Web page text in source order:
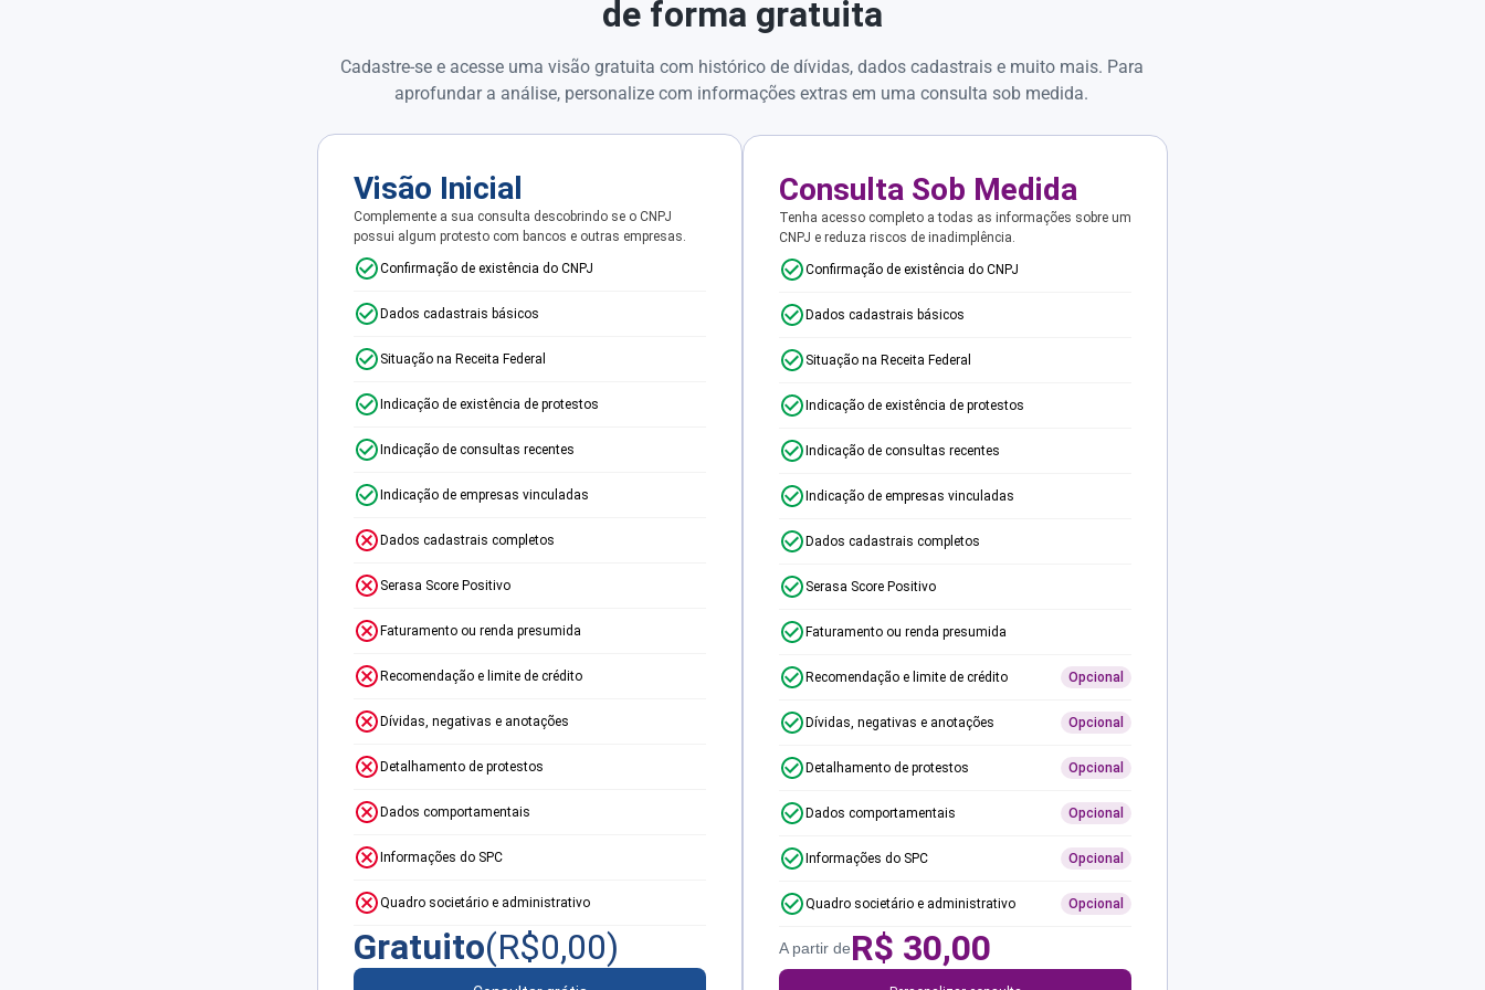
de forma gratuita
Cadastre-se e acesse uma visão gratuita com histórico de dívidas, dados cadastrais e muito mais. Para
aprofundar a análise, personalize com informações extras em uma consulta sob medida.
Visão Inicial
Complemente a sua consulta descobrindo se o CNPJ
possui algum protesto com bancos e outras empresas.
Confirmação de existência do CNPJ
Dados cadastrais básicos
Situação na Receita Federal
Indicação de existência de protestos
Indicação de consultas recentes
Indicação de empresas vinculadas
Dados cadastrais completos
Serasa Score Positivo
Faturamento ou renda presumida
Recomendação e limite de crédito
Dívidas, negativas e anotações
Detalhamento de protestos
Dados comportamentais
Informações do SPC
Quadro societário e administrativo
Gratuito(R$0,00)
Consulta Sob Medida
Tenha acesso completo a todas as informações sobre um
CNPJ e reduza riscos de inadimplência.
Confirmação de existência do CNPJ
Dados cadastrais básicos
Situação na Receita Federal
Indicação de existência de protestos
Indicação de consultas recentes
Indicação de empresas vinculadas
Dados cadastrais completos
Serasa Score Positivo
Faturamento ou renda presumida
Recomendação e limite de crédito Opcional
Dívidas, negativas e anotações Opcional
Detalhamento de protestos Opcional
Dados comportamentais Opcional
Informações do SPC Opcional
Quadro societário e administrativo Opcional
A partir deR$ 30,00